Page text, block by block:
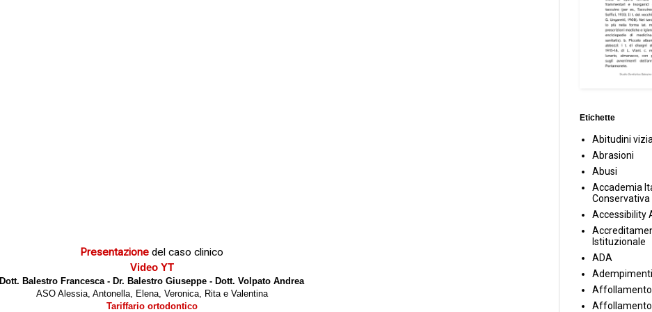
Presentazione del caso clinico
Video YT
Dott. Balestro Francesca - Dr. Balestro Giuseppe - Dott. Volpato Andrea
ASO Alessia, Antonella, Elena, Veronica, Rita e Valentina
Tariffario ortodontico
Etichette
Abitudini
Abrasioni
Abusi
Accademia
Conservativa
Accessibility
Istituzionale
ADA
Adempimenti